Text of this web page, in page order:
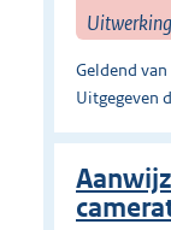
Geldend
Uitgegeven